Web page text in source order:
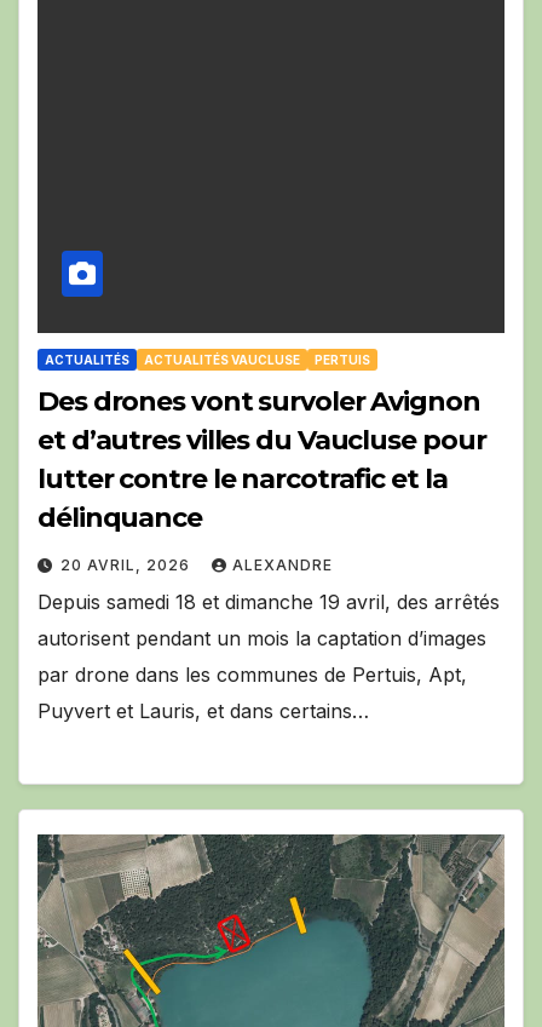
ACTUALITÉS ACTUALITÉS VAUCLUSE PERTUIS
Des drones vont survoler Avignon
et d’autres villes du Vaucluse pour
lutter contre le narcotrafic et la
délinquance
20 AVRIL, 2026 ALEXANDRE
Depuis samedi 18 et dimanche 19 avril, des arrêtés
autorisent pendant un mois la captation d’images
par drone dans les communes de Pertuis, Apt,
Puyvert et Lauris, et dans certains…